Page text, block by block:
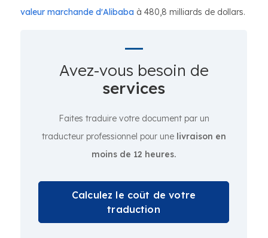
valeur marchande d'Alibaba à 480,8 milliards de dollars.
Avez-vous besoin de
services
Faites traduire votre document par un
traducteur professionnel pour une livraison en
moins de 12 heures.
Calculez le coût de votre
traduction